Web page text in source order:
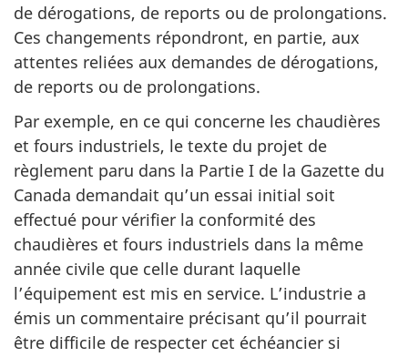
de dérogations, de reports ou de prolongations.
Ces changements répondront, en partie, aux
attentes reliées aux demandes de dérogations,
de reports ou de prolongations.
Par exemple, en ce qui concerne les chaudières
et fours industriels, le texte du projet de
règlement paru dans la Partie I de la Gazette du
Canada demandait qu’un essai initial soit
effectué pour vérifier la conformité des
chaudières et fours industriels dans la même
année civile que celle durant laquelle
l’équipement est mis en service. L’industrie a
émis un commentaire précisant qu’il pourrait
être difficile de respecter cet échéancier si